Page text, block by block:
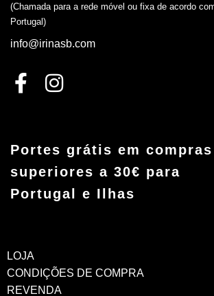
(Chamada para a rede móvel ou fixa de acordo
Portugal)
info@irinasb.com
Portes grátis em compras
superiores a 30€ para
Portugal e Ilhas
LOJA
CONDIÇÕES DE COMPRA
REVENDA